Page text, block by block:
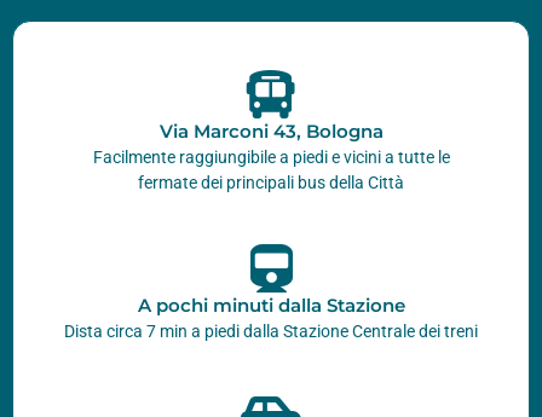
Via Marconi 43, Bologna
Facilmente raggiungibile a piedi e vicini a tutte le
fermate dei principali bus della Città
A pochi minuti dalla Stazione
Dista circa 7 min a piedi dalla Stazione Centrale dei treni